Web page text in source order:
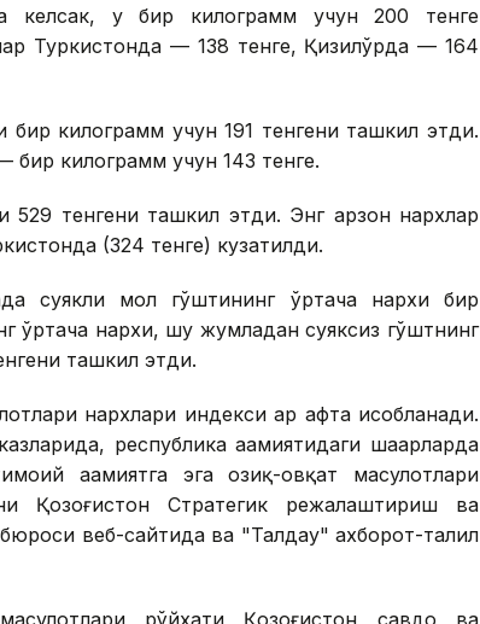
келсак, у бир килограмм учун 200 тенге
Туркистонда — 138 тенге, Қизилўрда — 164
бир килограмм учун 191 тенгени ташкил этди.
бир килограмм учун 143 тенге.
529 тенгени ташкил этди. Энг арзон нархлар
(324 тенге) кузатилди.
суякли мол гўштининг ўртача нархи бир
ўртача нархи, шу жумладан суяксиз гўштнинг
ташкил этди.
нархлари индекси ҳар ҳафта ҳисобланади.
республика аҳамиятидаги шаҳарларда
аҳамиятга эга озиқ-овқат маҳсулотлари
Қозоғистон Стратегик режалаштириш ва
веб-сайтида ва "Талдау" ахборот-таҳлил